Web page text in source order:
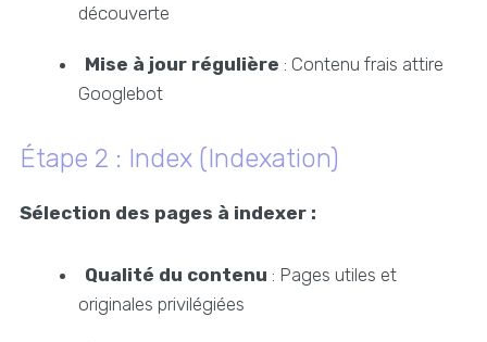
découverte
Mise à jour régulière : Contenu frais attire
Googlebot
Étape 2 : Index (Indexation)
Sélection des pages à indexer :
Qualité du contenu : Pages utiles et
originales privilégiées